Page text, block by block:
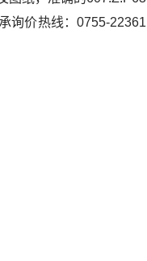
询价热线：0755-22361